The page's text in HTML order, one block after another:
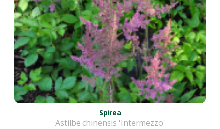
Spirea
Astilbe chinensis 'Intermezzo'